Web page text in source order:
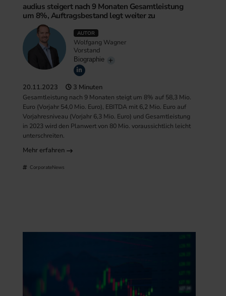
audius steigert nach 9 Monaten Gesamtleistung
um 8%, Auftragsbestand legt weiter zu
AUTOR
Wolfgang Wagner
Vorstand
Biographie
20.11.2023 3 Minuten
Gesamtleistung nach 9 Monaten steigt um 8% auf 58,3 Mio.
Euro (Vorjahr 54,0 Mio. Euro), EBITDA mit 6,2 Mio. Euro auf
Vorjahresniveau (Vorjahr 6,3 Mio. Euro) und Gesamtleistung
in 2023 wird den Planwert von 80 Mio. voraussichtlich leicht
unterschreiten.
Mehr erfahren
CorporateNews